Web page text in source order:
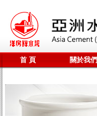
首 頁 關於我們